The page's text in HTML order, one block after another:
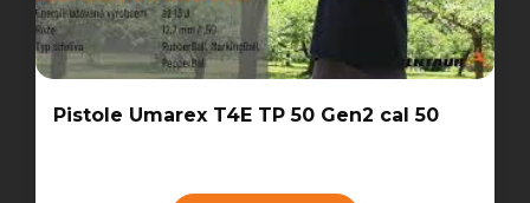
Pistole Umarex T4E TP 50 Gen2 cal 50